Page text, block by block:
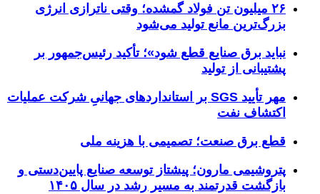
۲۶ میلیون تن فولاد گمشده؛ وقتی ناترازی انرژی
بزرگ‌ترین مانع تولید می‌شود
نباید برق صنایع قطع شود»؛ تأکید رئیس‌جمهور بر
پشتیبانی از تولید
مهر تأیید SGS بر استانداردهای جهانیِ شرکت عملیات
اکتشاف نفت
قطع برق صنعت؛ تصمیمی با هزینه ملی
پتروشیمی مارون؛ پیشتاز توسعه صنایع پایین‌دستی و
بازگشت قدرتمند به مسیر رشد در سال ۱۴۰۵